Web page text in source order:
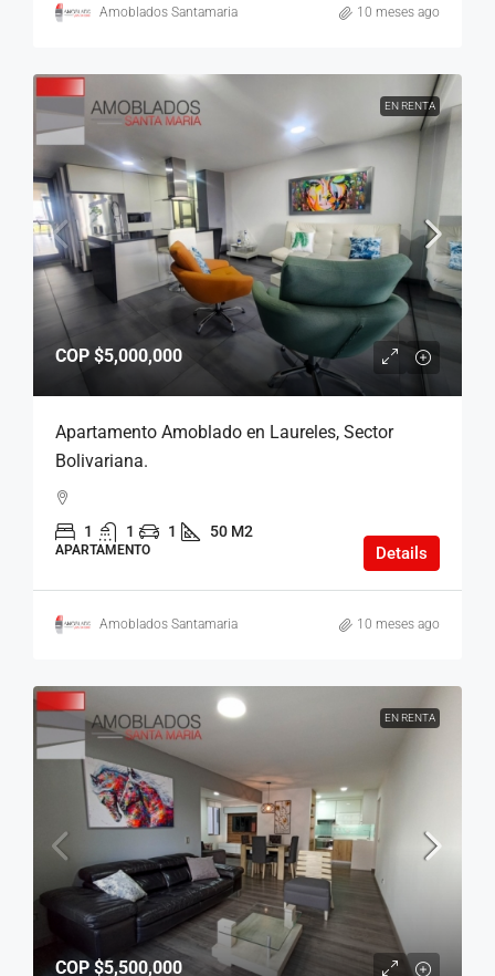
Amoblados Santamaria 10 meses ago
EN RENTA
COP $5,000,000
Apartamento Amoblado en Laureles, Sector
Bolivariana.
1 1 1 50 M2
APARTAMENTO Details
Amoblados Santamaria 10 meses ago
EN RENTA
COP $5,500,000